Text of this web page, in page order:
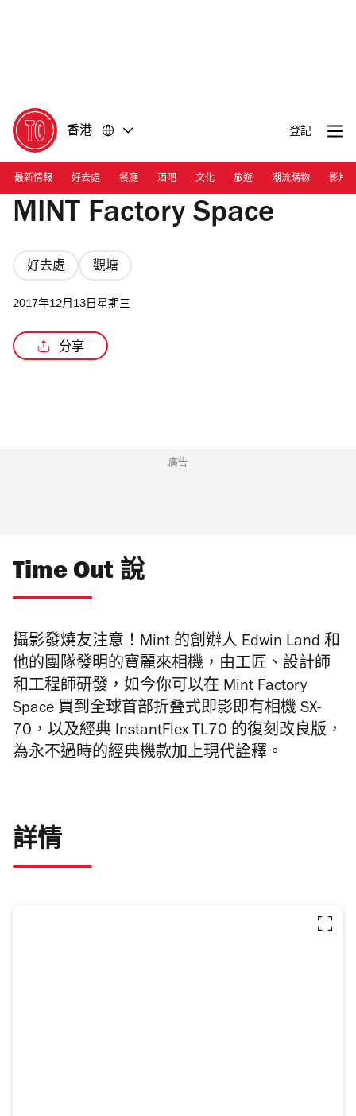
香港 登記
最新情報 好去處 餐廳 酒吧 文化 旅遊 潮流購物 影片
MINT Factory Space
好去處 觀塘
2017年12月13日星期三
分享
廣告
Time Out 說
攝影發燒友注意！Mint 的創辦人 Edwin Land 和
他的團隊發明的寶麗來相機，由工匠、設計師
和工程師研發，如今你可以在 Mint Factory
Space 買到全球首部折叠式即影即有相機 SX-
70，以及經典 InstantFlex TL70 的復刻改良版，
為永不過時的經典機款加上現代詮釋。
詳情